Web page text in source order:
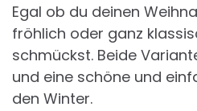
Egal ob du deinen
fröhlich oder ganz
schmückst. Beide
und eine schöne und
den Winter.